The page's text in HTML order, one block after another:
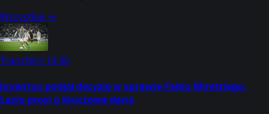
Wszystkie →
Transfery 10:30
Juventus podjął decyzję w sprawie Fabio Mirettiego.
Lazio prosi o kluczowe dane